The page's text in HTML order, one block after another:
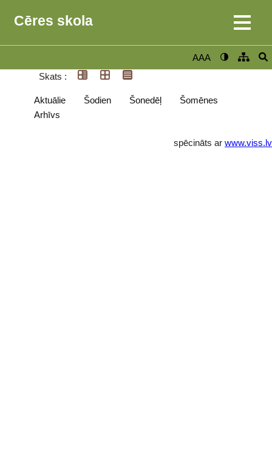
Cēres skola
AAA
Skats :
Aktuālie Šodien Šonedēļ
Šomēnes
Arhīvs
spēcināts ar www.viss.lv